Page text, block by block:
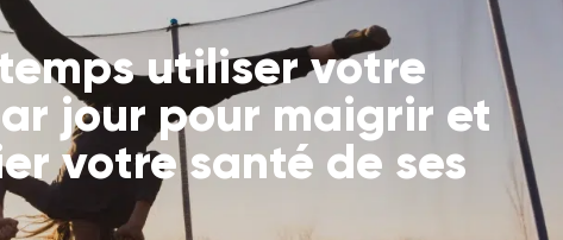
utiliser votre
jour pour maigrir et
votre santé de ses